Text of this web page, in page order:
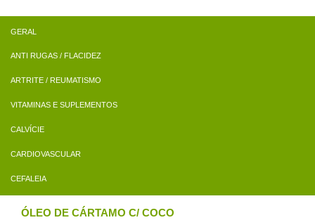
ANTI RUGAS / FLACIDEZ
ARTRITE / REUMATISMO
VITAMINAS E SUPLEMENTOS
CALVÍCIE
CARDIOVASCULAR
CEFALEIA
ÓLEO DE CÁRTAMO C/ COCO